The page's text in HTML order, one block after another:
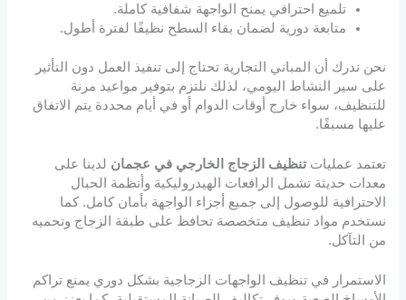
تلميع احترافي يمنح الواجهة شفافية كاملة.
متابعة دورية لضمان بقاء السطح نظيفًا لفترة أطول.
نحن ندرك أن المباني التجارية تحتاج إلى تنفيذ العمل دون التأثير
على سير النشاط اليومي، لذلك نلتزم بتوفير مواعيد مرنة
للتنظيف، سواء خارج أوقات الدوام أو في أيام محددة يتم الاتفاق
عليها مسبقًا.
تعتمد عملياتتنظيف الزجاج الخارجي في عجمان لدينا على
معدات حديثة تشمل الرافعات الهيدروليكية وأنظمة الحبال
الاحترافية للوصول إلى جميع أجزاء الواجهة بأمان كامل. كما
نستخدم مواد تنظيف متخصصة تحافظ على طبقة الزجاج وتحميه
من التآكل.
الاستمرار في تنظيف الواجهات الزجاجية بشكل دوري يمنع تراكم